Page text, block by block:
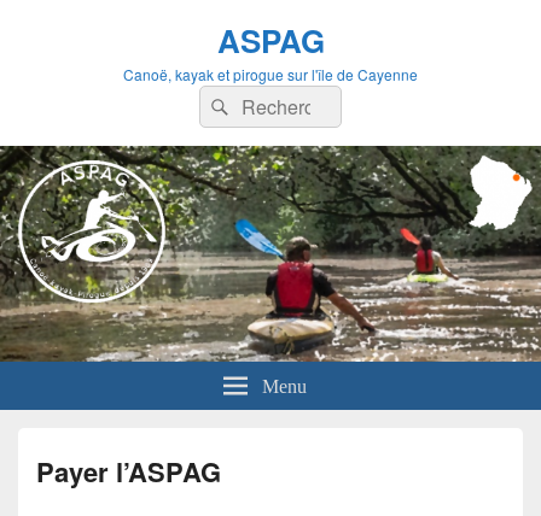
ASPAG
Canoë, kayak et pirogue sur l'île de Cayenne
Recherche :
Rechercher
Menu
Payer l’ASPAG